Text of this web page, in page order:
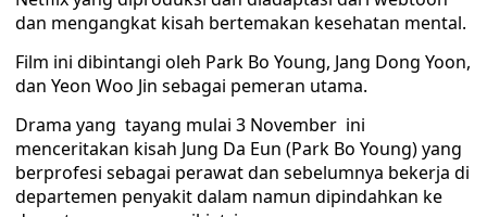
dan mengangkat kisah bertemakan kesehatan mental.
Film ini dibintangi oleh Park Bo Young, Jang Dong Yoon,
dan Yeon Woo Jin sebagai pemeran utama.
Drama yang tayang mulai 3 November ini
menceritakan kisah Jung Da Eun (Park Bo Young) yang
berprofesi sebagai perawat dan sebelumnya bekerja di
departemen penyakit dalam namun dipindahkan ke